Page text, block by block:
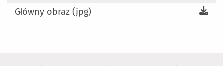
Główny obraz (jpg)